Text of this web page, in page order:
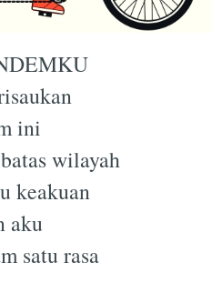
ini
wilayah
keakuan
aku
satu rasa